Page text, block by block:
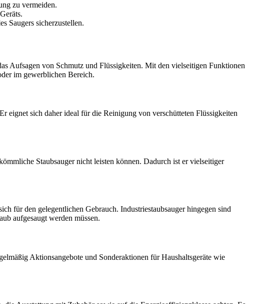
zu vermeiden.
Saugers sicherzustellen.
Aufsagen von Schmutz und Flüssigkeiten. Mit den vielseitigen Funktionen
im gewerblichen Bereich.
eignet sich daher ideal für die Reinigung von verschütteten Flüssigkeiten
Staubsauger nicht leisten können. Dadurch ist er vielseitiger
für den gelegentlichen Gebrauch. Industriestaubsauger hingegen sind
aufgesaugt werden müssen.
Aktionsangebote und Sonderaktionen für Haushaltsgeräte wie